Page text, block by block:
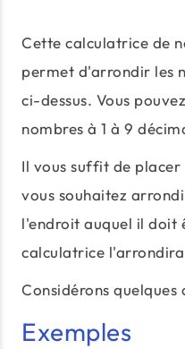
Cette calculatrice de
permet d'arrondir les
ci-dessus. Vous
nombres à 1 à 9
Il vous suffit de
vous souhaitez
l'endroit auquel il doit
calculatrice
Considérons
Exemples